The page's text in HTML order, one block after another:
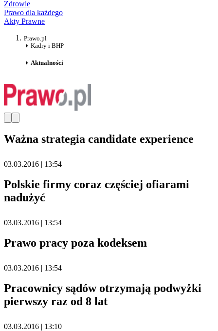
Zdrowie
Prawo dla każdego
Akty Prawne
Prawo.pl
Kadry i BHP
Aktualności
Ważna strategia candidate experience
03.03.2016 | 13:54
Polskie firmy coraz częściej ofiarami
nadużyć
03.03.2016 | 13:54
Prawo pracy poza kodeksem
03.03.2016 | 13:54
Pracownicy sądów otrzymają podwyżki
pierwszy raz od 8 lat
03.03.2016 | 13:10